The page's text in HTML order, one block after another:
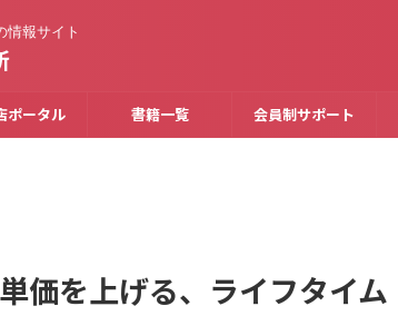
情報サイト
ポータル 書籍一覧 会員制サポート
価を上げる、ライフタイム